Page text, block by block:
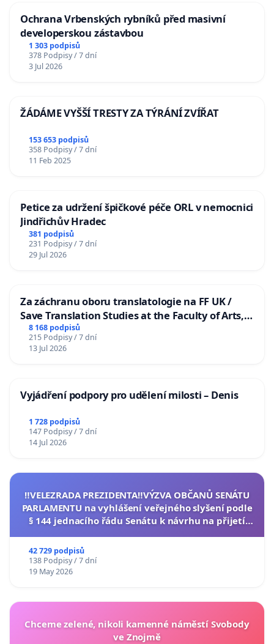
Ochrana Vrbenských rybníků před masivní
developerskou zástavbou
1 303 podpisů
378 Podpisy / 7 dní
3 Jul 2026
ŽÁDÁME VYŠŠÍ TRESTY ZA TÝRÁNÍ ZVÍŘAT
153 653 podpisů
358 Podpisy / 7 dní
11 Feb 2025
Petice za udržení špičkové péče ORL v nemocnici
Jindřichův Hradec
381 podpisů
231 Podpisy / 7 dní
29 Jul 2026
Za záchranu oboru translatologie na FF UK /
Save Translation Studies at the Faculty of Arts,
Charles University
8 168 podpisů
215 Podpisy / 7 dní
13 Jul 2026
Vyjádření podpory pro udělení milosti – Denis
1 728 podpisů
147 Podpisy / 7 dní
14 Jul 2026
‼️VELEZRADA PREZIDENTA‼️VÝZVA OBČANŮ SENÁTU
PARLAMENTU na vyhlášení veřejného slyšení podle
§ 144 jednacího řádu Senátu k návrhu na přijetí
42 729 podpisů
138 Podpisy / 7 dní
19 May 2026
Chceme zelené, nikoli kamenné náměstí Svobody
ve Znojmě